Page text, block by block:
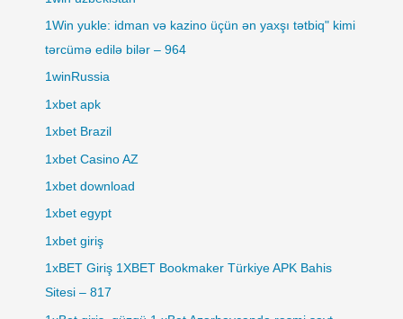
1Win yukle: idman və kazino üçün ən yaxşı tətbiq" kimi
tərcümə edilə bilər – 964
1winRussia
1xbet apk
1xbet Brazil
1xbet Casino AZ
1xbet download
1xbet egypt
1xbet giriş
1xBET Giriş 1XBET Bookmaker Türkiye APK Bahis
Sitesi – 817